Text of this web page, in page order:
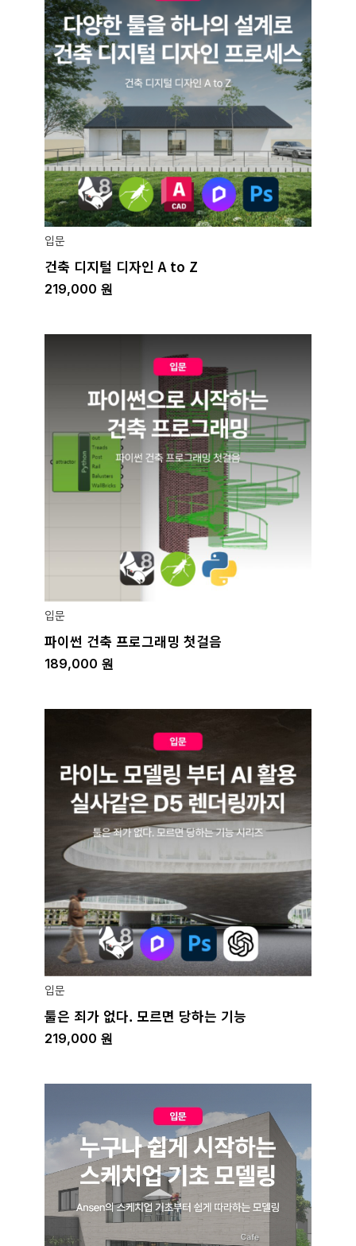
입문
건축 디지털 디자인 A to Z
219,000 원
입문
파이썬 건축 프로그래밍 첫걸음
189,000 원
입문
툴은 죄가 없다. 모르면 당하는 기능
219,000 원